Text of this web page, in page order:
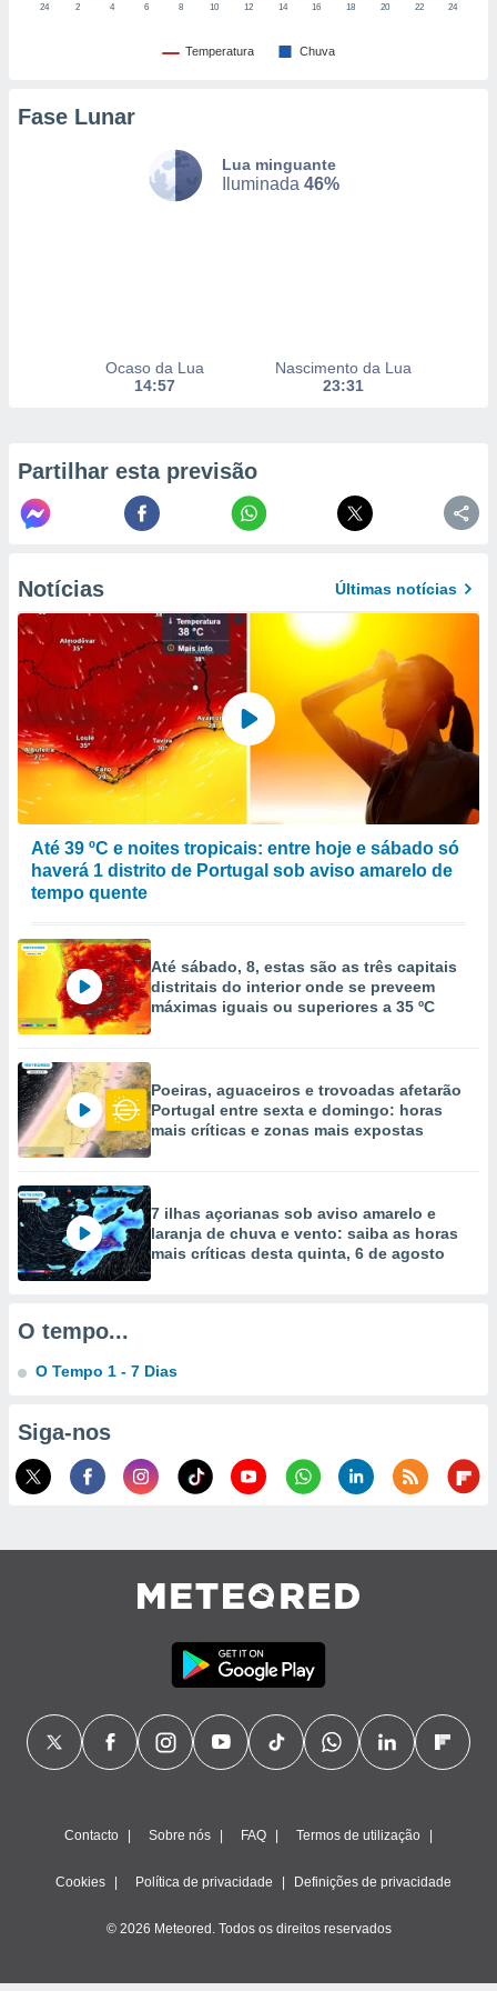
tal,
ou opor-
em “
na
o
ou aceder
num
para
utilizar
medir
medir o
dos
os
de
de dados
e melhorar
de
Temperatura Chuva
24 2 4 6 8 10 12 14 16 18 20 22 24
Fase Lunar
Lua minguante
Iluminada 46%
Ocaso da Lua
14:57
Nascimento da Lua
23:31
Partilhar esta previsão
Notícias Últimas notícias
Até 39 ºC e noites tropicais: entre hoje e sábado só
haverá 1 distrito de Portugal sob aviso amarelo de
tempo quente
Até sábado, 8, estas são as três capitais
distritais do interior onde se preveem
máximas iguais ou superiores a 35 ºC
Poeiras, aguaceiros e trovoadas afetarão
Portugal entre sexta e domingo: horas
mais críticas e zonas mais expostas
7 ilhas açorianas sob aviso amarelo e
laranja de chuva e vento: saiba as horas
mais críticas desta quinta, 6 de agosto
O tempo...
O Tempo 1 - 7 Dias
Siga-nos
Contacto Sobre nós FAQ Termos de utilização
Cookies Política de privacidade Definições de privacidade
© 2026 Meteored. Todos os direitos reservados